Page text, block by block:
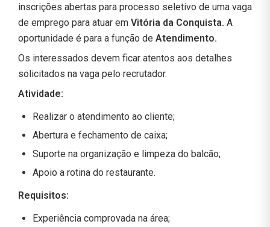
inscrições abertas para processo seletivo de uma vaga
de emprego para atuar em Vitória da Conquista. A
oportunidade é para a função de Atendimento.
Os interessados devem ficar atentos aos detalhes
solicitados na vaga pelo recrutador.
Atividade:
Realizar o atendimento ao cliente;
Abertura e fechamento de caixa;
Suporte na organização e limpeza do balcão;
Apoio a rotina do restaurante.
Requisitos:
Experiência comprovada na área;